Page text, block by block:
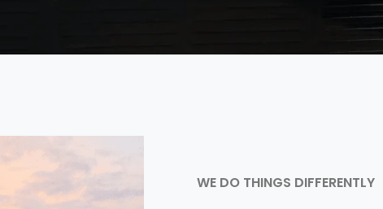
WE DO THINGS DIFFERENTLY